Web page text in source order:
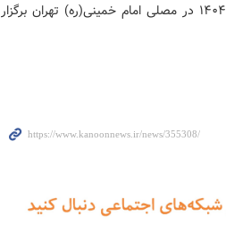
سی‌وششمین نمایشگاه بین‌المللی کتاب تهران ۱۷ تا ۲۷ اردیبهشت ۱۴۰۴ در مصلی امام خمینی(ره) تهران برگزار